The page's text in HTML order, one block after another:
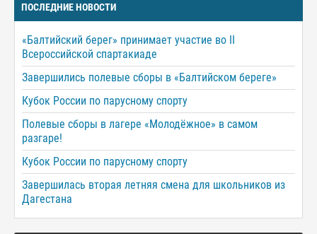
ПОСЛЕДНИЕ НОВОСТИ
«Балтийский берег» принимает участие во II
Всероссийской спартакиаде
Завершились полевые сборы в «Балтийском береге»
Кубок России по парусному спорту
Полевые сборы в лагере «Молодёжное» в самом
разгаре!
Кубок России по парусному спорту
Завершилась вторая летняя смена для школьников из
Дагестана